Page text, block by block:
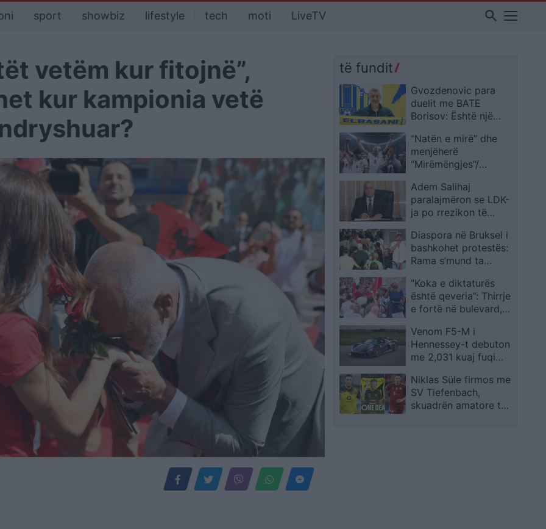
sport showbiz lifestyle tech moti LiveTV search
vetëm kur fitojnë”,
kur kampionia vetë
të fundit
Gvozdenovic para
duelit me BATE
Borisov: Është një
Elbasani do të japë
maksimumin për një
rezultat pozitiv
“Natën e mirë” dhe
menjëherë
“Mirëmëngjes”/
Anglinë pas triumfit
në Kupën e Botës
2026
Adem Salihaj
paralajmëron se LDK-
ja po rrezikon të
shkatërrimit
Diaspora në Bruksel i
bashkohet protestës:
Rama s’mund ta
të tërë
“Koka e diktaturës
është qeveria”: Thirrje
e fortë në bulevard,
mision i protestës
Venom F5-M i
Hennessey-t debuton
me 2,031 kuaj fuqi
me gjashtë marshe
Niklas Süle firmos me
SV Tiefenbach,
skuadrën amatore të